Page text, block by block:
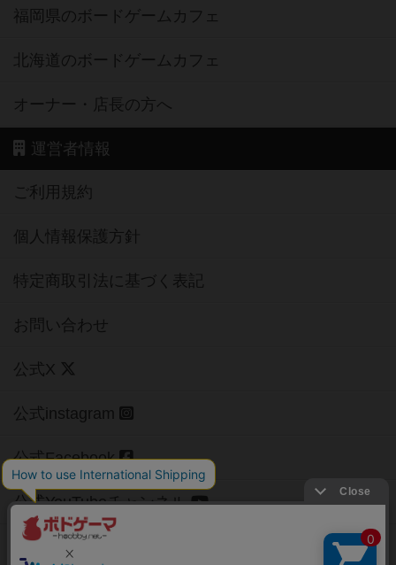
福岡県のボードゲームカフェ
北海道のボードゲームカフェ
オーナー・店長の方へ
運営者情報
ご利用規約
個人情報保護方針
特定商取引法に基づく表記
お問い合わせ
公式X
公式instagram
公式Facebook
公式YouTubeチャンネル